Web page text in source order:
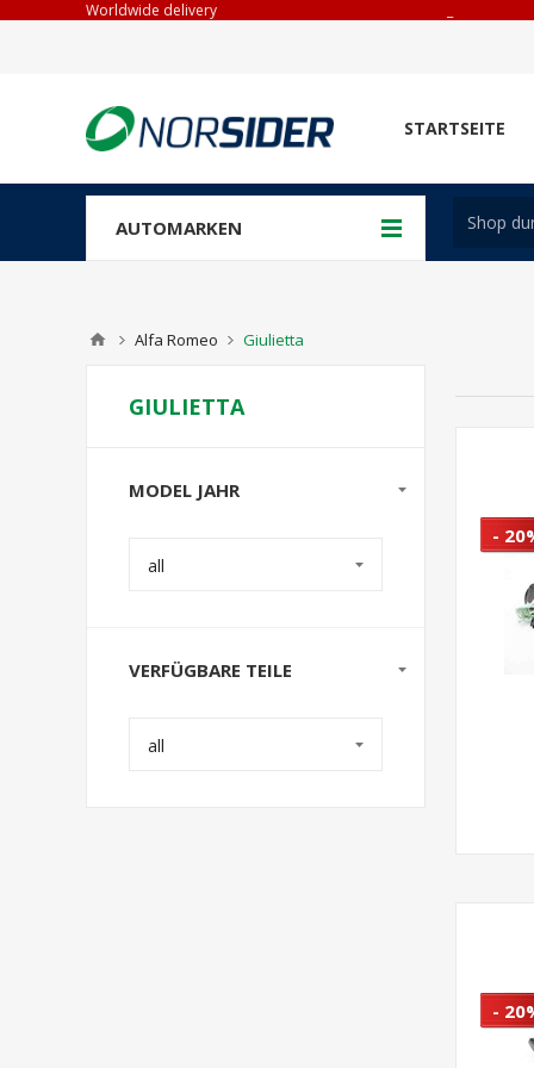
Worldwide delivery
STARTSEITE
AUTOMARKEN
Alfa Romeo Giulietta
-
-
GIULIETTA
MODEL JAHR
all
VERFÜGBARE TEILE
all